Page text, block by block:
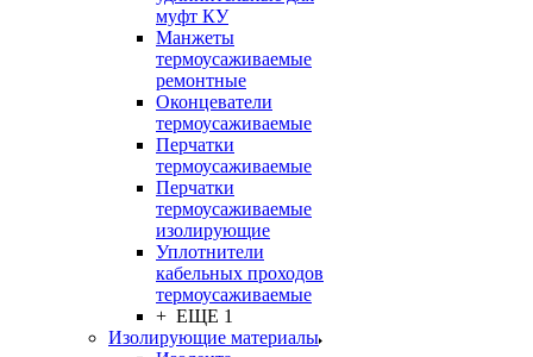
муфт КУ
Манжеты
термоусаживаемые
ремонтные
Оконцеватели
термоусаживаемые
Перчатки
термоусаживаемые
Перчатки
термоусаживаемые
изолирующие
Уплотнители
кабельных проходов
термоусаживаемые
+ ЕЩЕ 1
Изолирующие материалы